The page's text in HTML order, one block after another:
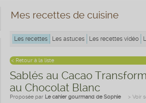
Mes recettes de cuisine
Les recettes Les astuces Les recettes vidéo
< Retour à la liste
Sablés au Cacao
au Chocolat Blanc
Proposée par Le cahier gourmand de Sophie > Voir